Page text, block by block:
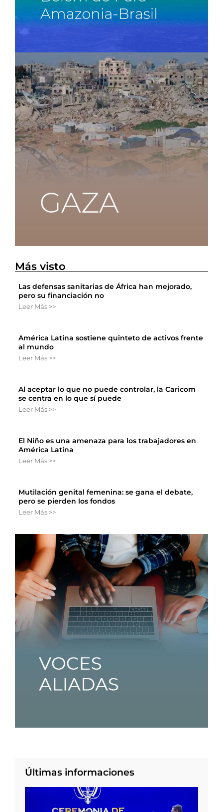
Más visto
Las defensas sanitarias de África han mejorado,
pero su financiación no
Leer Más >>
América Latina sostiene quinteto de activos frente
al mundo
Leer Más >>
Al aceptar lo que no puede controlar, la Caricom
se centra en lo que sí puede
Leer Más >>
El Niño es una amenaza para los trabajadores en
América Latina
Leer Más >>
Mutilación genital femenina: se gana el debate,
pero se pierden los fondos
Leer Más >>
Últimas informaciones